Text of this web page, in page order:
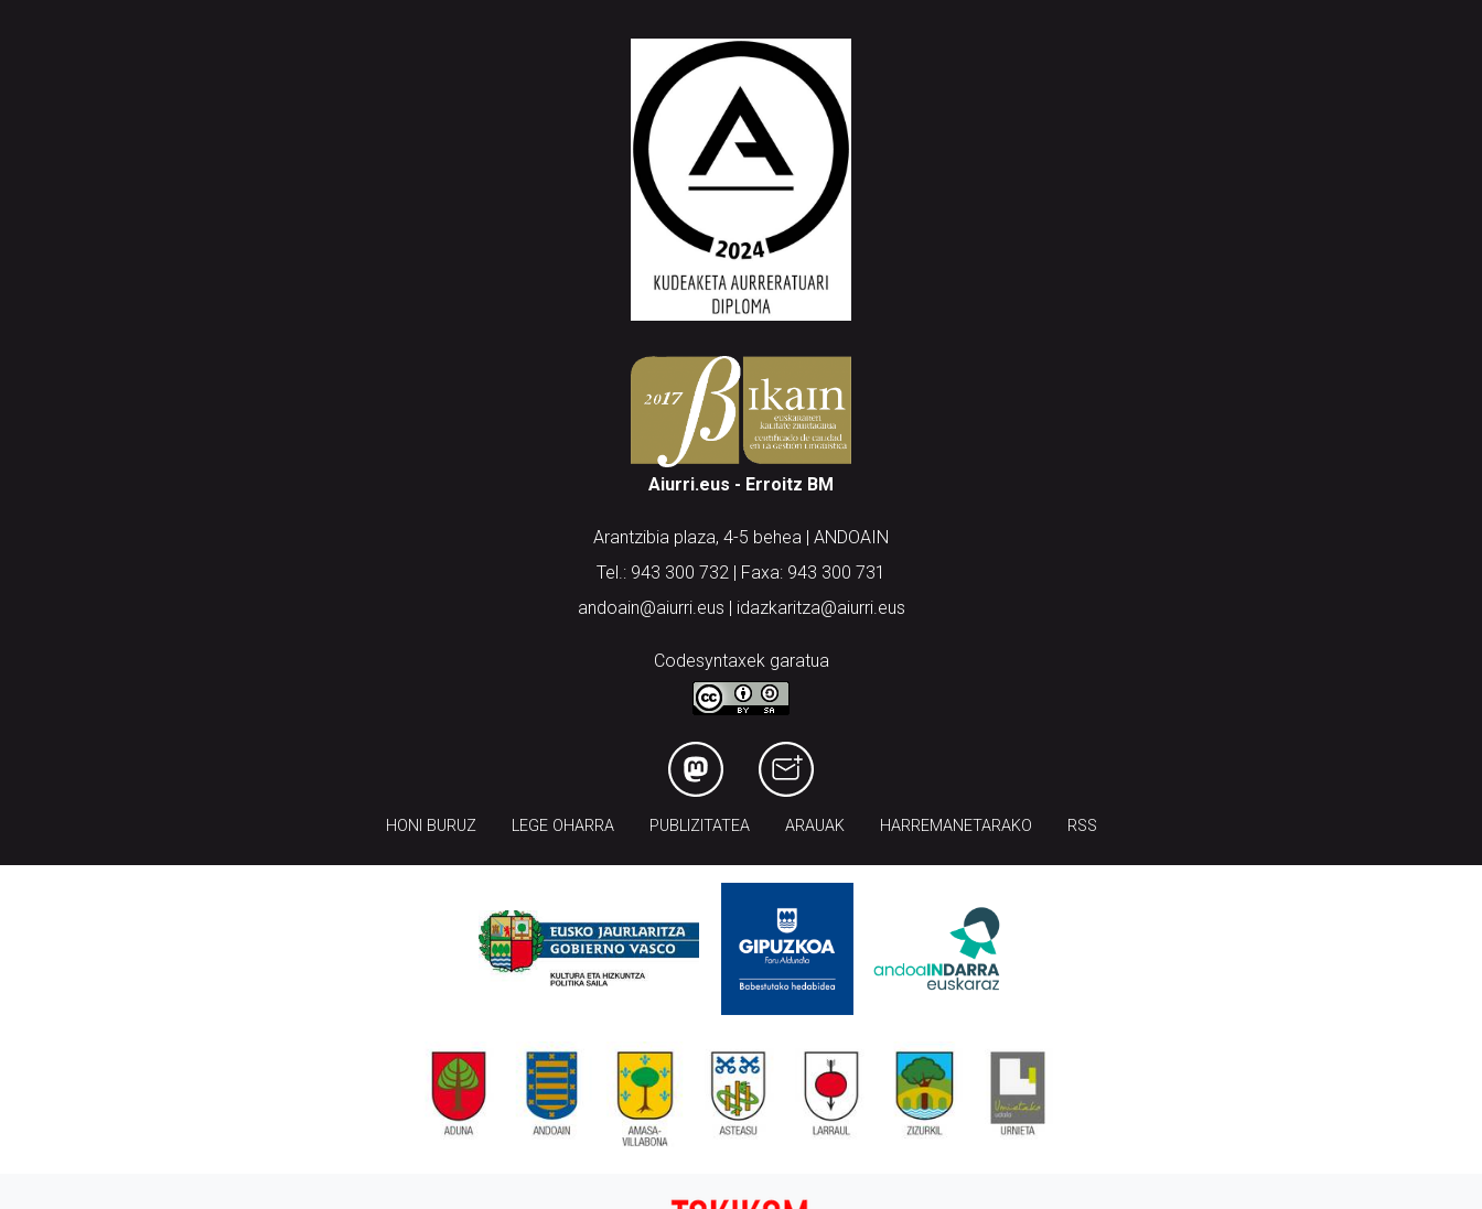
Aiurri.eus - Erroitz BM
Arantzibia plaza, 4-5 behea | ANDOAIN
Tel.: 943 300 732 | Faxa: 943 300 731
andoain@aiurri.eus | idazkaritza@aiurri.eus
Codesyntaxek garatua
HONI BURUZ LEGE OHARRA PUBLIZITATEA ARAUAK HARREMANETARAKO RSS